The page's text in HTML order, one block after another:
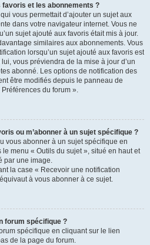
et les abonnements ?
vous permettait d’ajouter un sujet aux
dans votre navigateur internet. Vous ne
sujet ajouté aux favoris était mis à jour.
similaires aux abonnements. Vous
lorsqu’un sujet ajouté aux favoris est
vous préviendra de la mise à jour d’un
abonné. Les options de notification des
être modifiés depuis le panneau de
du forum ».
ou m’abonner à un sujet spécifique ?
vous abonner à un sujet spécifique en
menu « Outils du sujet », situé en haut et
par une image.
la case « Recevoir une notification
à vous abonner à ce sujet.
forum spécifique ?
spécifique en cliquant sur le lien
de la page du forum.